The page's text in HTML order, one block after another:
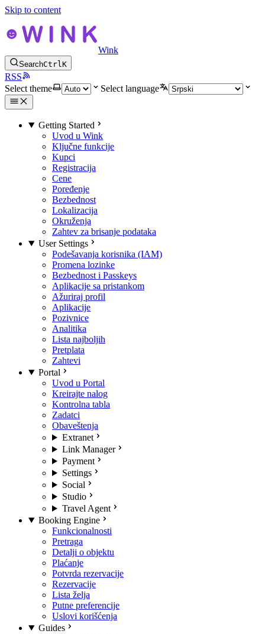
Skip to content
Wink
SearchCtrlK
RSS
Select theme
Select language
Getting Started
Uvod u Wink
Ključne funkcije
Kupci
Registracija
Cene
Poređenje
Bezbednost
Lokalizacija
Okruženja
Zahtev za brisanje podataka
User Settings
Podešavanja korisnika (IAM)
Promena lozinke
Bezbednost i Passkeys
Aplikacije sa pristankom
Ažuriraj profil
Aplikacije
Pozivnice
Analitika
Lista najboljih
Pretplata
Zahtevi
Portal
Uvod u Portal
Kreirajte nalog
Kontrolna tabla
Zadatci
Obaveštenja
Extranet
Link Manager
Payment
Settings
Social
Studio
Travel Agent
Booking Engine
Funkcionalnosti
Pretraga
Detalji o objektu
Plaćanje
Potvrda rezervacije
Rezervacije
Lista želja
Putne preferencije
Uslovi korišćenja
Guides